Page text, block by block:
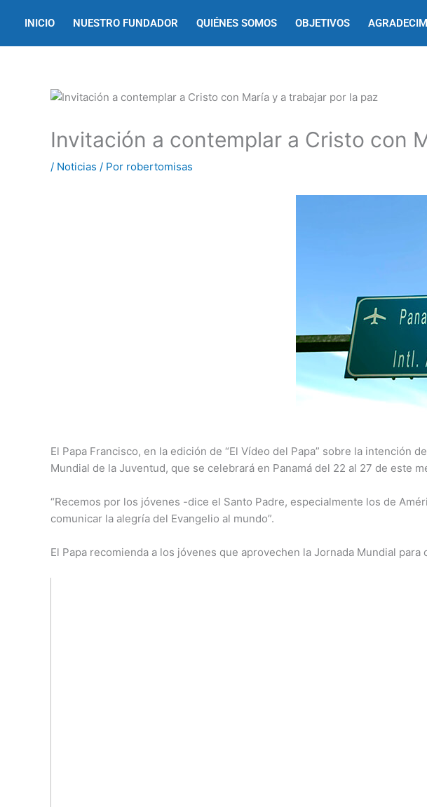
INICIO NUESTRO FUNDADOR QUIÉNES SOMOS OBJETIVOS
Invitación a contemplar a Cristo con
/ Noticias / Por robertomisas
El Papa Francisco, en la edición de “El Vídeo del Papa” sobre la intención
Mundial de la Juventud, que se celebrará en Panamá del 22 al 27 de este
“Recemos por los jóvenes -dice el Santo Padre, especialmente los de
comunicar la alegría del Evangelio al mundo”.
El Papa recomienda a los jóvenes que aprovechen la Jornada Mundial